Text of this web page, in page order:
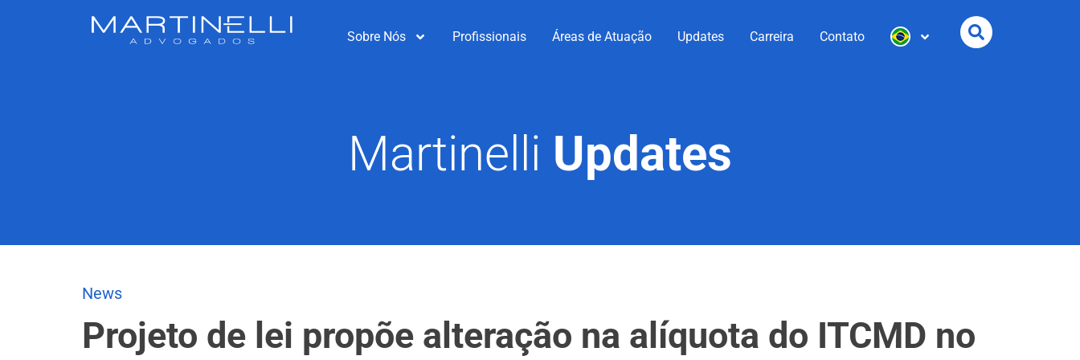
Sobre Nós Profissionais Áreas de Atuação Updates Carreira Contato
Martinelli Updates
News
Projeto de lei propõe alteração na alíquota do ITCMD no